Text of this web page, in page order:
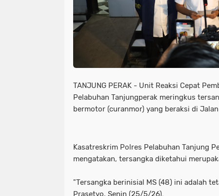
TANJUNG PERAK - Unit Reaksi Cepat
Pelabuhan Tanjungperak meringkus
bermotor (curanmor) yang beraksi di
Kasatreskrim Polres Pelabuhan Tanjung
mengatakan, tersangka diketahui
"Tersangka berinisial MS (48) ini adalah